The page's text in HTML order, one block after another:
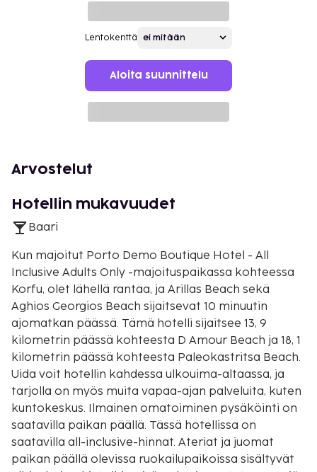
Lentokenttä
Aloita suunnittelu
Arvostelut
Hotellin mukavuudet
Baari
Kun majoitut Porto Demo Boutique Hotel - All
Inclusive Adults Only -majoituspaikassa kohteessa
Korfu, olet lähellä rantaa, ja Arillas Beach sekä
Aghios Georgios Beach sijaitsevat 10 minuutin
ajomatkan päässä. Tämä hotelli sijaitsee 13, 9
kilometrin päässä kohteesta D Amour Beach ja 18, 1
kilometrin päässä kohteesta Paleokastritsa Beach.
Uida voit hotellin kahdessa ulkouima-altaassa, ja
tarjolla on myös muita vapaa-ajan palveluita, kuten
kuntokeskus. Ilmainen omatoiminen pysäköinti on
saatavilla paikan päällä. Tässä hotellissa on
saatavilla all-inclusive-hinnat. Ateriat ja juomat
paikan päällä olevissa ruokailupaikoissa sisältyvät